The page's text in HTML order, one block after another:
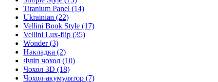
Titanium Panel (14)
Ukrainian (22)
Vellini Book Style (17)
Vellini Lux-flip (35)
Wonder (3)
Накладка (2)
Фліп чохол (10)
Чохол 3D (18)
Чохол-акумулятор (7)